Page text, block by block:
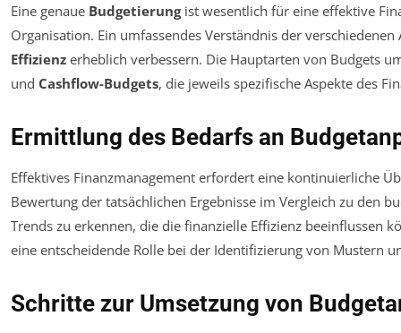
Eine genaue Budgetierungist wesentlich für eine effektive
Organisation. Ein umfassendes Verständnis der
Effizienz erheblich verbessern. Die Hauptarten von Budgets
und Cashflow-Budgets, die jeweils spezifische Aspekte des
Ermittlung des Bedarfs an
Effektives Finanzmanagement erfordert eine kontinuierliche
Bewertung der tatsächlichen Ergebnisse im Vergleich zu den
Trends zu erkennen, die die finanzielle Effizienz beeinflussen
eine entscheidende Rolle bei der Identifizierung von Mustern
Schritte zur Umsetzung von